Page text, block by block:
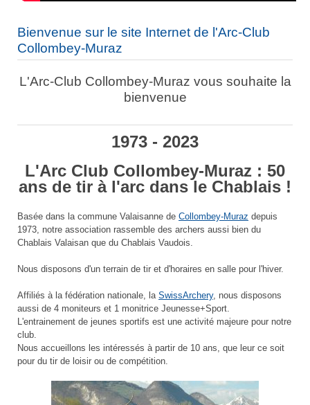
Bienvenue sur le site Internet de l'Arc-Club
Collombey-Muraz
L'Arc-Club Collombey-Muraz vous souhaite la
bienvenue
1973 - 2023
L'Arc Club Collombey-Muraz : 50
ans de tir à l'arc dans le Chablais !
Basée dans la commune Valaisanne de Collombey-Muraz depuis
1973, notre association rassemble des archers aussi bien du
Chablais Valaisan que du Chablais Vaudois.
Nous disposons d'un terrain de tir et d'horaires en salle pour l'hiver.
Affiliés à la fédération nationale, la SwissArchery, nous disposons
aussi de 4 moniteurs et 1 monitrice Jeunesse+Sport.
L'entrainement de jeunes sportifs est une activité majeure pour notre
club.
Nous accueillons les intéressés à partir de 10 ans, que leur ce soit
pour du tir de loisir ou de compétition.